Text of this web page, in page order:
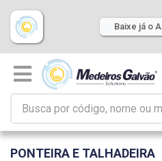
Baixe já o
PONTEIRA E TALHADEIRA